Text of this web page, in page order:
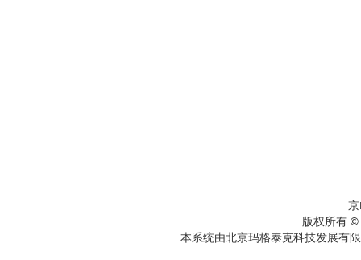
京
版权所有 ©
本系统由北京玛格泰克科技发展有